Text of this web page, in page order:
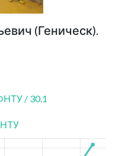
(Геническ).
/ 30.1